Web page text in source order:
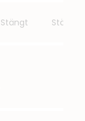
Stängt Stängt